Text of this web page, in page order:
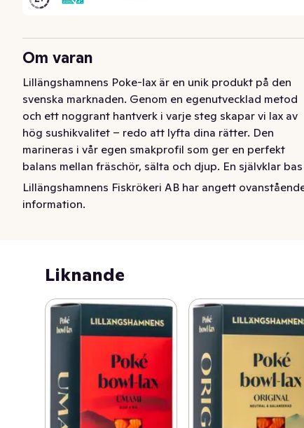
Om varan
Lillängshamnens Poke-lax är en unik produkt på den
svenska marknaden. Genom en egenutvecklad metod
och ett noggrant hantverk i varje steg skapar vi lax av
hög sushikvalitet – redo att lyfta dina rätter. Den
marineras i vår egen smakprofil som ger en perfekt
balans mellan fräschör, sälta och djup. En självklar
poke bowls, men lika god i vårrullar eller som en
och modern pastarätt.
Lillängshamnens Fiskrökeri AB har angett
information.
Liknande